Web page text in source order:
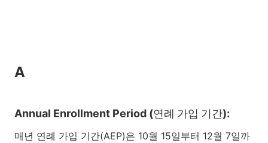
A
Annual Enrollment Period (연례 가입 기간):
매년 연례 가입 기간(AEP)은 10월 15일부터 12월 7일까